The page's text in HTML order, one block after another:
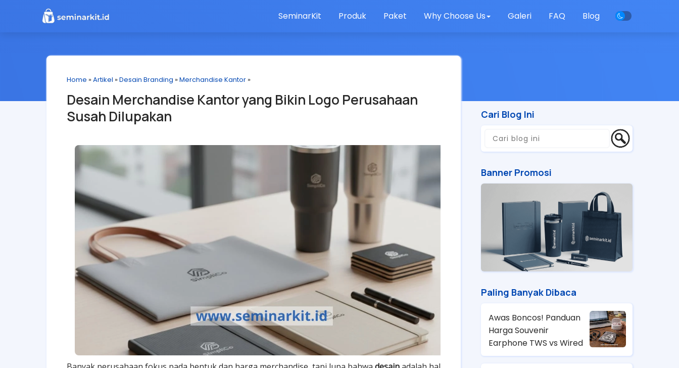
SeminarKit Produk Paket Why Choose Us Galeri FAQ Blog
Home »Artikel »Desain Branding »Merchandise Kantor »
Desain Merchandise Kantor yang Bikin Logo Perusahaan
Susah Dilupakan
Cari Blog Ini
Banner Promosi
Paling Banyak Dibaca
Awas Boncos! Panduan
Harga Souvenir
Earphone TWS vs Wired